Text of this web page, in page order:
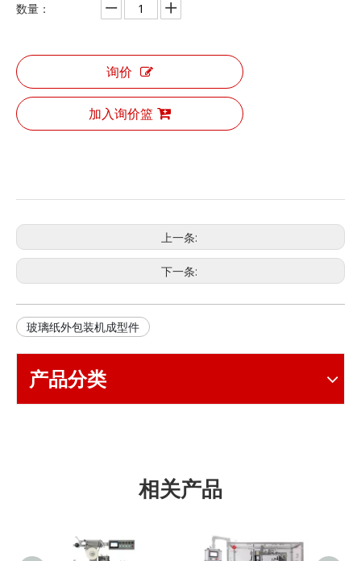
数量：
询价
加入询价篮
上一条:
下一条:
玻璃纸外包装机成型件
产品分类
相关产品